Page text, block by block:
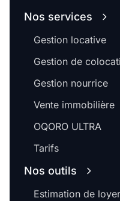
Nos services
Gestion locative
Gestion de
Gestion nourrice
Vente immobilière
OQORO ULTRA
Tarifs
Nos outils
Estimation de loyer